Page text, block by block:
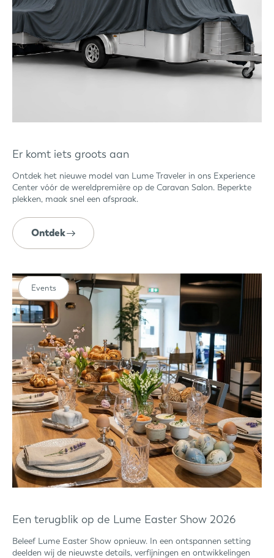
Er komt iets groots aan
Ontdek het nieuwe model van Lume Traveler in ons Experience
Center vóór de wereldpremière op de Caravan Salon. Beperkte
plekken, maak snel een afspraak.
Ontdek
Een terugblik op de Lume Easter Show 2026
Beleef Lume Easter Show opnieuw. In een ontspannen setting
deelden wij de nieuwste details, verfijningen en ontwikkelingen
Events